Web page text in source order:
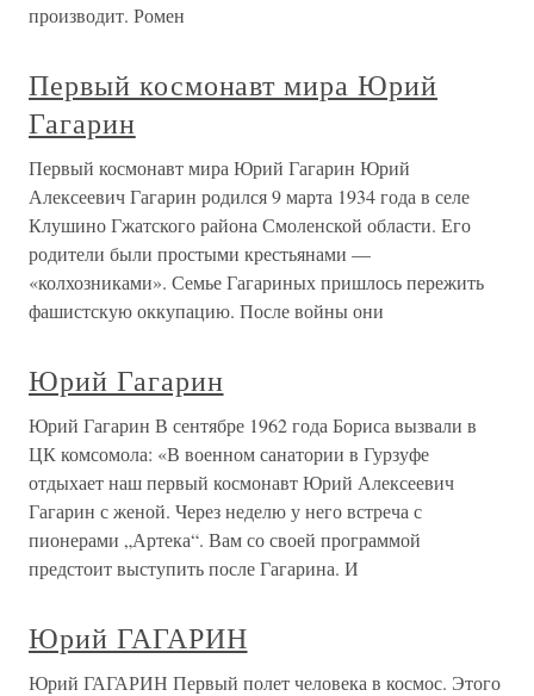
производит. Ромен
Первый космонавт мира Юрий
Гагарин
Первый космонавт мира Юрий Гагарин Юрий
Алексеевич Гагарин родился 9 марта 1934 года в селе
Клушино Гжатского района Смоленской области. Его
родители были простыми крестьянами —
«колхозниками». Семье Гагариных пришлось пережить
фашистскую оккупацию. После войны они
Юрий Гагарин
Юрий Гагарин В сентябре 1962 года Бориса вызвали в
ЦК комсомола: «В военном санатории в Гурзуфе
отдыхает наш первый космонавт Юрий Алексеевич
Гагарин с женой. Через неделю у него встреча с
пионерами „Артека“. Вам со своей программой
предстоит выступить после Гагарина. И
Юрий ГАГАРИН
Юрий ГАГАРИН Первый полет человека в космос. Этого